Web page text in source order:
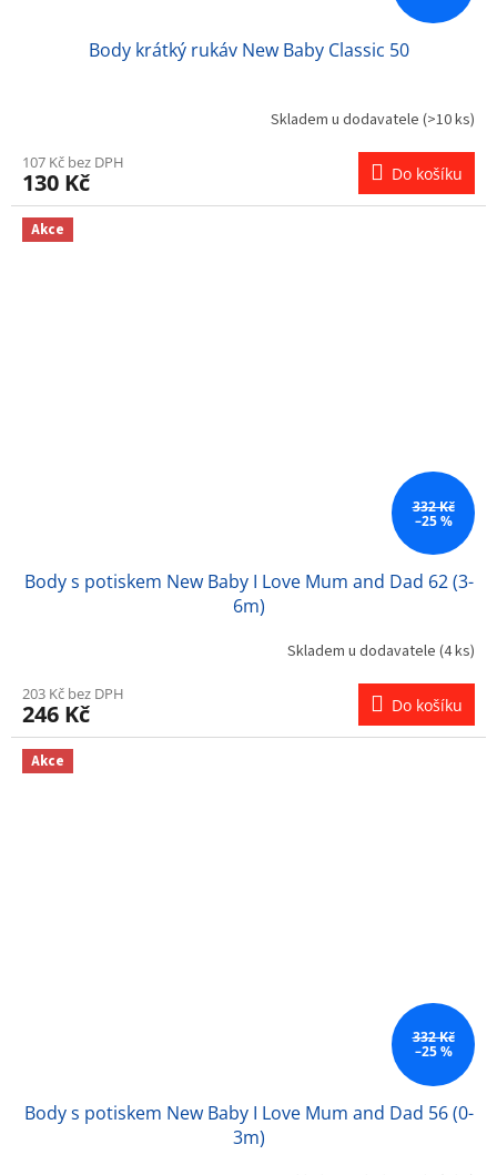
Body krátký rukáv New Baby Classic 50
Skladem u dodavatele (>10 ks)
107 Kč bez DPH
130 Kč Do košíku
Akce
332 Kč
–25 %
Body s potiskem New Baby I Love Mum and Dad 62 (3-
6m)
Skladem u dodavatele (4 ks)
203 Kč bez DPH
246 Kč Do košíku
Akce
332 Kč
–25 %
Body s potiskem New Baby I Love Mum and Dad 56 (0-
3m)